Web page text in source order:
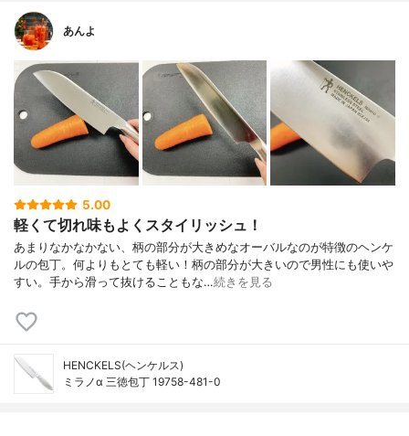
あんよ
5.00
軽くて切れ味もよくスタイリッシュ！
あまりなかなかない、柄の部分が大きめなオーバルなのが特徴のヘンケ
ルの包丁。何よりもとても軽い！柄の部分が大きいので男性にも使いや
すい。手から滑って抜けることもな…続きを見る
HENCKELS(ヘンケルス)
ミラノα 三徳包丁 19758-481-0